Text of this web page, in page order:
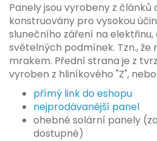
Panely jsou vyrobeny z článků
konstruovány pro vysokou
slunečního záření na
světelných podmínek. Tzn., že
mrakem. Přední strana je z
vyroben z hliníkového "Z",
přímý link do eshopu
nejprodávanější panel
ohebné solární panely
dostupné)